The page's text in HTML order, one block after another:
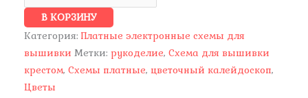
В КОРЗИНУ
Категория: Платные электронные схемы для
вышивки Метки: рукоделие, Схема для вышивки
крестом, Схемы платные, цветочный калейдоскоп,
Цветы